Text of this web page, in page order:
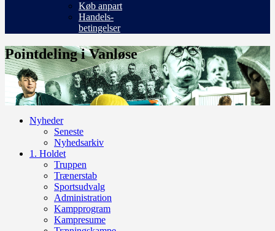
Køb anpart
Handels-
betingelser
Pointdeling i Vanløse
Nyheder
Seneste
Nyhedsarkiv
1. Holdet
Truppen
Trænerstab
Sportsudvalg
Administration
Kampprogram
Kampresume